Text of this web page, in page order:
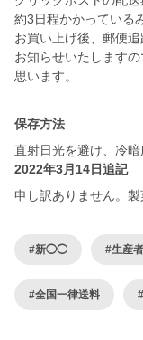
約3日程かかっている
お買い上げ後、郵便
お知らせいたします
思います。
保存方法
直射日光を避け、冷
2022年3月14日追記
申し訳ありません。製
#新◯◯ #生産
#全国一律送料